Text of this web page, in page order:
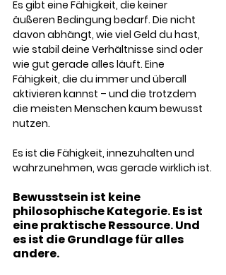
Es gibt eine Fähigkeit, die keiner
äußeren Bedingung bedarf. Die nicht
davon abhängt, wie viel Geld du hast,
wie stabil deine Verhältnisse sind oder
wie gut gerade alles läuft. Eine
Fähigkeit, die du immer und überall
aktivieren kannst – und die trotzdem
die meisten Menschen kaum bewusst
nutzen.
Es ist die Fähigkeit, innezuhalten und
wahrzunehmen, was gerade wirklich ist.
Bewusstsein ist keine
philosophische Kategorie. Es ist
eine praktische Ressource. Und
es ist die Grundlage für alles
andere.